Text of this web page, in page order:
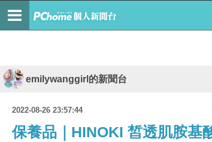
emilywanggirl的新聞台
2022-08-26 23:57:44
保養品｜HINOKI 皙透肌胺基